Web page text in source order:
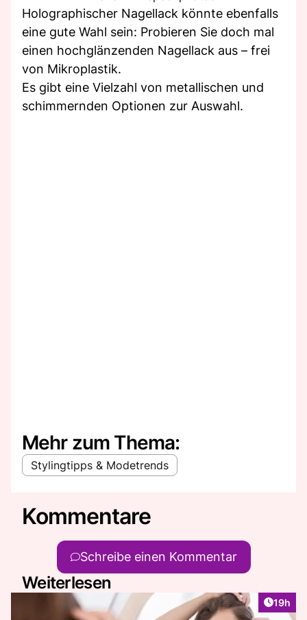
Holographischer Nagellack könnte ebenfalls
eine gute Wahl sein: Probieren Sie doch mal
einen hochglänzenden Nagellack aus – frei
von Mikroplastik.
Es gibt eine Vielzahl von metallischen und
schimmernden Optionen zur Auswahl.
Mehr zum Thema:
Stylingtipps & Modetrends
Kommentare
Schreibe einen Kommentar
Weiterlesen
Artikel
19h